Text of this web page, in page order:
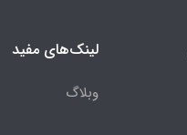
لینک‌های مفید
وبلاگ